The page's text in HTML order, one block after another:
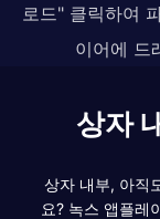
로드" 클릭하여
이어에 드
상자
상자 내부, 아직
요? 녹스 앱플레